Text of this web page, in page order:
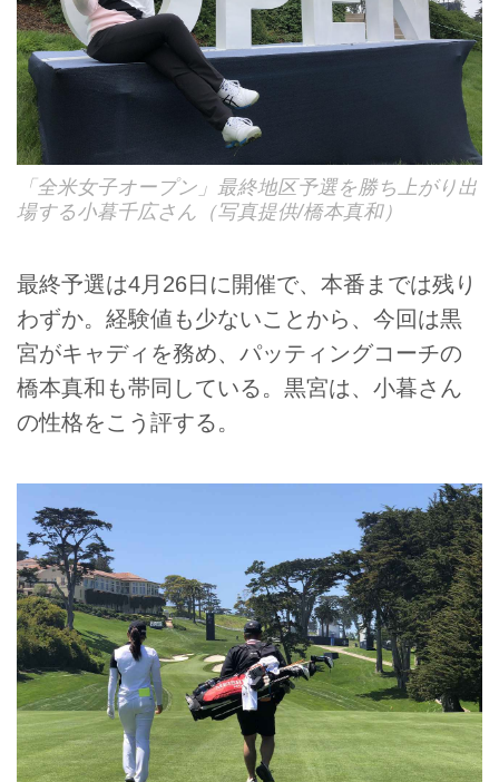
「全米女子オープン」最終地区予選を勝ち上がり出
場する小暮千広さん（写真提供/橋本真和）
最終予選は4月26日に開催で、本番までは残り
わずか。経験値も少ないことから、今回は黒
宮がキャディを務め、パッティングコーチの
橋本真和も帯同している。黒宮は、小暮さん
の性格をこう評する。